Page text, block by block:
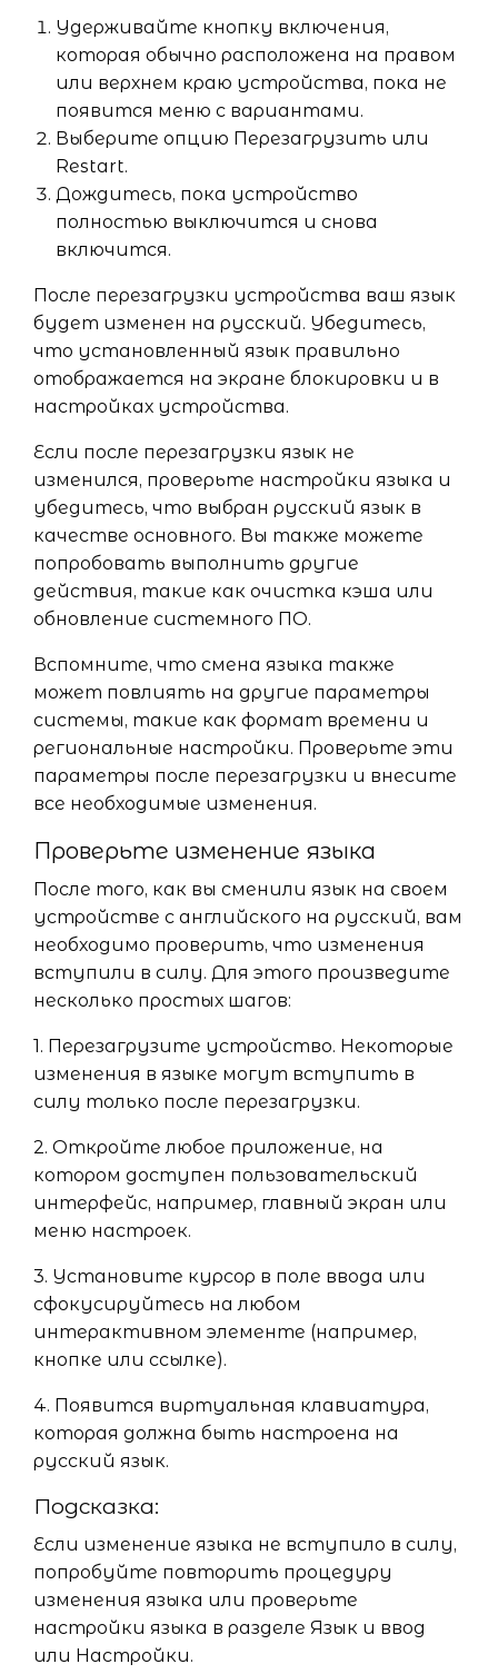
Удерживайте кнопку включения,
которая обычно расположена на правом
или верхнем краю устройства, пока не
появится меню с вариантами.
Выберите опцию Перезагрузить или
Restart.
Дождитесь, пока устройство
полностью выключится и снова
включится.
После перезагрузки устройства ваш язык
будет изменен на русский. Убедитесь,
что установленный язык правильно
отображается на экране блокировки и в
настройках устройства.
Если после перезагрузки язык не
изменился, проверьте настройки языка и
убедитесь, что выбран русский язык в
качестве основного. Вы также можете
попробовать выполнить другие
действия, такие как очистка кэша или
обновление системного ПО.
Вспомните, что смена языка также
может повлиять на другие параметры
системы, такие как формат времени и
региональные настройки. Проверьте эти
параметры после перезагрузки и внесите
все необходимые изменения.
Проверьте изменение языка
После того, как вы сменили язык на своем
устройстве с английского на русский, вам
необходимо проверить, что изменения
вступили в силу. Для этого произведите
несколько простых шагов:
1. Перезагрузите устройство. Некоторые
изменения в языке могут вступить в
силу только после перезагрузки.
2. Откройте любое приложение, на
котором доступен пользовательский
интерфейс, например, главный экран или
меню настроек.
3. Установите курсор в поле ввода или
сфокусируйтесь на любом
интерактивном элементе (например,
кнопке или ссылке).
4. Появится виртуальная клавиатура,
которая должна быть настроена на
русский язык.
Подсказка:
Если изменение языка не вступило в силу,
попробуйте повторить процедуру
изменения языка или проверьте
настройки языка в разделе Язык и ввод
или Настройки.